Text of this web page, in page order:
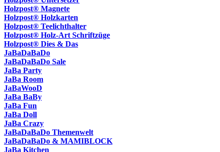
Holzpost® Magnete
Holzpost® Holzkarten
Holzpost® Teelichthalter
Holzpost® Holz-Art Schriftzüge
Holzpost® Dies & Das
JaBaDaBaDo
JaBaDaBaDo Sale
JaBa Party
JaBa Room
JaBaWooD
JaBa BaBy
JaBa Fun
JaBa Doll
JaBa Crazy
JaBaDaBaDo Themenwelt
JaBaDaBaDo & MAMIBLOCK
JaBa Kitchen